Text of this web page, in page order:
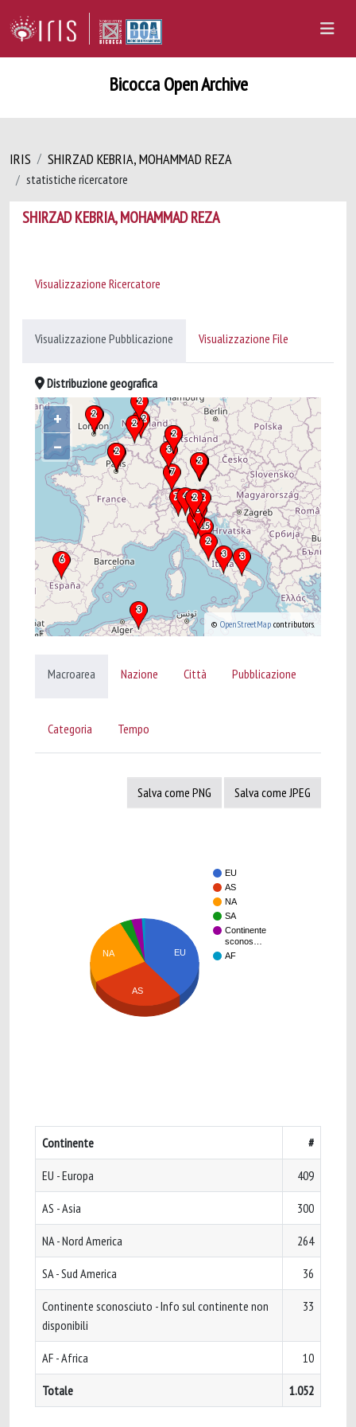
Bicocca Open Archive
IRIS SHIRZAD KEBRIA, MOHAMMAD REZA
statistiche ricercatore
SHIRZAD KEBRIA, MOHAMMAD REZA
Visualizzazione Ricercatore
Visualizzazione Pubblicazione Visualizzazione File
Distribuzione geografica
+
–
© OpenStreetMap contributors.
Macroarea Nazione Città Pubblicazione
Categoria Tempo
Salva come PNG Salva come JPEG
EU
AS
NA
SA
Continente
sconos…
AF
EU
NA
AS
Continente #
EU - Europa 409
AS - Asia 300
NA - Nord America 264
SA - Sud America 36
Continente sconosciuto - Info sul continente non
disponibili
33
AF - Africa 10
Totale 1.052